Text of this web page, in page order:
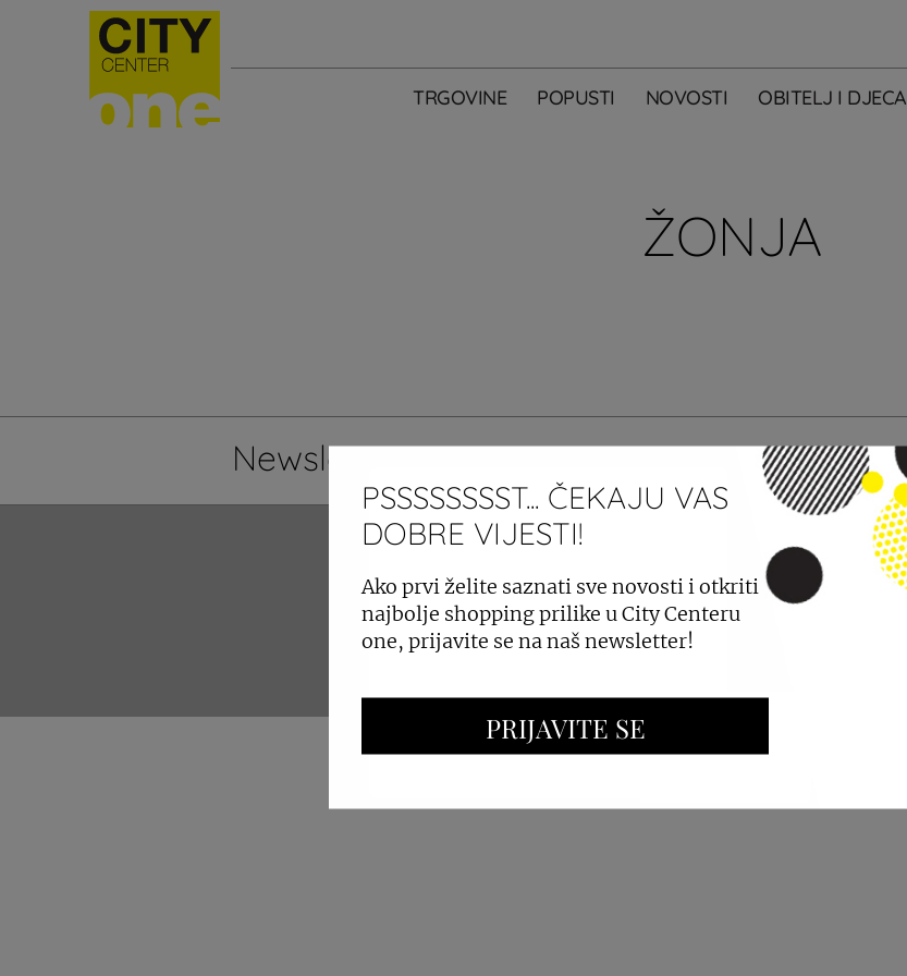
TRGOVINE POPUSTI NOVOSTI OBITELJ I DJECA
ŽONJA
Newsletter Želim primati newsletter City Centera one.
OGLAŠAVANJE I PROMOCIJE
PSSSSSSSST... ČEKAJU VAS
DOBRE VIJESTI!
Ako prvi želite saznati sve novosti i otkriti
najbolje shopping prilike u City Centeru
one, prijavite se na naš newsletter!
PRIJAVITE SE